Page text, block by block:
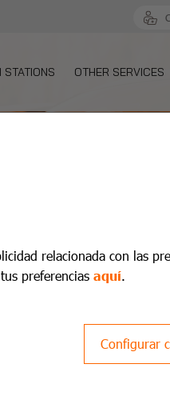
STATIONS OTHER SERVICES
relacionada con las
preferencias aquí.
Configurar